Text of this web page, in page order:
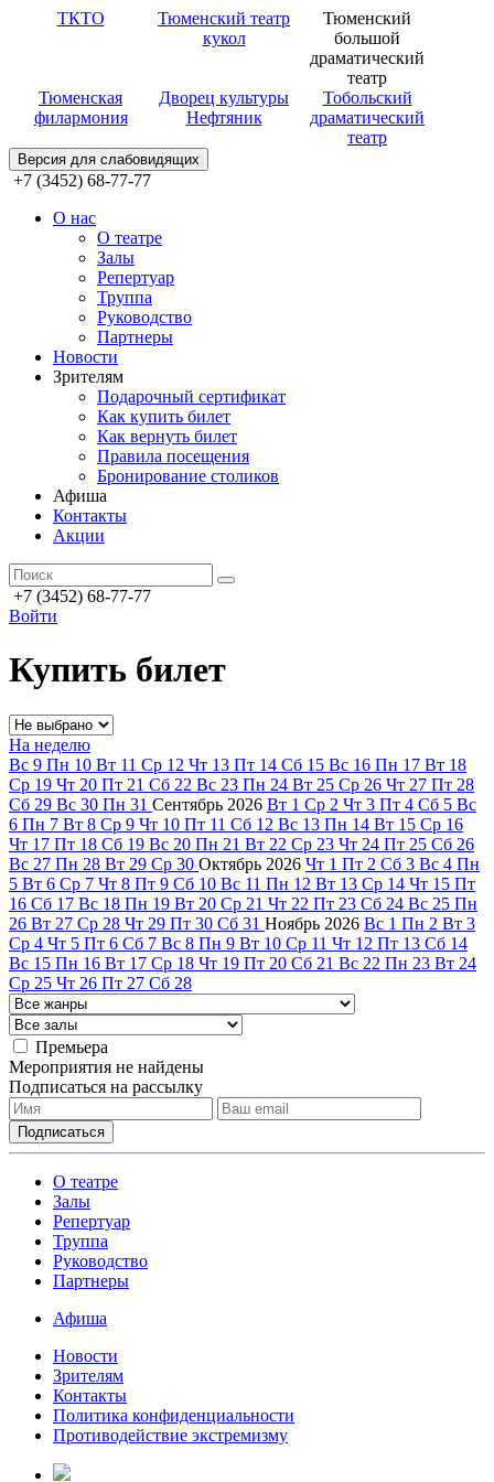
ТКТО
Тюменский театр
кукол
Тюменский
большой
драматический
театр
Тюменская
филармония
Дворец культуры
Нефтяник
Тобольский
драматический
театр
Версия для слабовидящих
+7 (3452) 68-77-77
О нас
О театре
Залы
Репертуар
Труппа
Руководство
Партнеры
Новости
Зрителям
Подарочный сертификат
Как купить билет
Как вернуть билет
Правила посещения
Бронирование столиков
Афиша
Контакты
Акции
+7 (3452) 68-77-77
Войти
Купить билет
На неделю
Вс 9 Пн 10 Вт 11 Ср 12 Чт 13 Пт 14 Сб 15 Вс 16 Пн 17 Вт 18
Ср 19 Чт 20 Пт 21 Сб 22 Вс 23 Пн 24 Вт 25 Ср 26 Чт 27 Пт 28
Сб 29 Вс 30 Пн 31 Сентябрь 2026 Вт 1 Ср 2 Чт 3 Пт 4 Сб 5 Вс
6 Пн 7 Вт 8 Ср 9 Чт 10 Пт 11 Сб 12 Вс 13 Пн 14 Вт 15 Ср 16
Чт 17 Пт 18 Сб 19 Вс 20 Пн 21 Вт 22 Ср 23 Чт 24 Пт 25 Сб 26
Вс 27 Пн 28 Вт 29 Ср 30 Октябрь 2026 Чт 1 Пт 2 Сб 3 Вс 4 Пн
5 Вт 6 Ср 7 Чт 8 Пт 9 Сб 10 Вс 11 Пн 12 Вт 13 Ср 14 Чт 15 Пт
16 Сб 17 Вс 18 Пн 19 Вт 20 Ср 21 Чт 22 Пт 23 Сб 24 Вс 25 Пн
26 Вт 27 Ср 28 Чт 29 Пт 30 Сб 31 Ноябрь 2026 Вс 1 Пн 2 Вт 3
Ср 4 Чт 5 Пт 6 Сб 7 Вс 8 Пн 9 Вт 10 Ср 11 Чт 12 Пт 13 Сб 14
Вс 15 Пн 16 Вт 17 Ср 18 Чт 19 Пт 20 Сб 21 Вс 22 Пн 23 Вт 24
Ср 25 Чт 26 Пт 27 Сб 28
Премьера
Мероприятия не найдены
Подписаться на рассылку
О театре
Залы
Репертуар
Труппа
Руководство
Партнеры
Афиша
Новости
Зрителям
Контакты
Политика конфиденциальности
Противодействие экстремизму